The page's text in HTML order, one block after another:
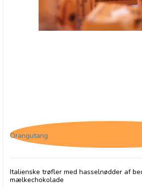
Orangutang
Italienske trøfler med hasselnødder af
mælkechokolade